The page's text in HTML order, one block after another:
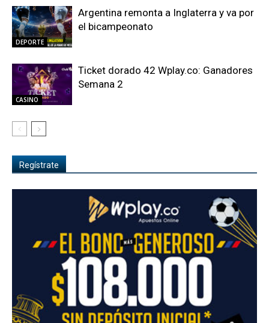
DEPORTE
Argentina remonta a Inglaterra y va por
el bicampeonato
CASINO
Ticket dorado 42 Wplay.co: Ganadores
Semana 2
Regístrate